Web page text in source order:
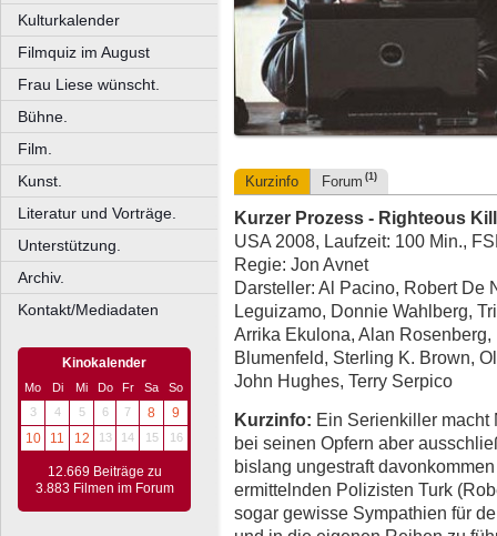
Kulturkalender
Filmquiz im August
Frau Liese wünscht.
Bühne.
Film.
Kunst.
Literatur und Vorträge.
Unterstützung.
Archiv.
Kontakt/Mediadaten
Kinokalender
Mo Di Mi Do Fr Sa
So
3
4 5 6 7 8
9
10
11 12 13 14 15 16
12.669 Beiträge zu
3.883 Filmen im Forum
Kurzinfo Forum (1)
Kurzer Prozess - Righteous Kill
USA 2008, Laufzeit: 100 Min.,
Regie: Jon Avnet
Darsteller: Al Pacino, Robert De
Leguizamo, Donnie Wahlberg,
Arrika Ekulona, Alan
Blumenfeld, Sterling K. Brown,
John Hughes, Terry Serpico
Kurzinfo: Ein Serienkiller macht
bei seinen Opfern aber
bislang ungestraft
ermittelnden Polizisten Turk
sogar gewisse Sympathien für